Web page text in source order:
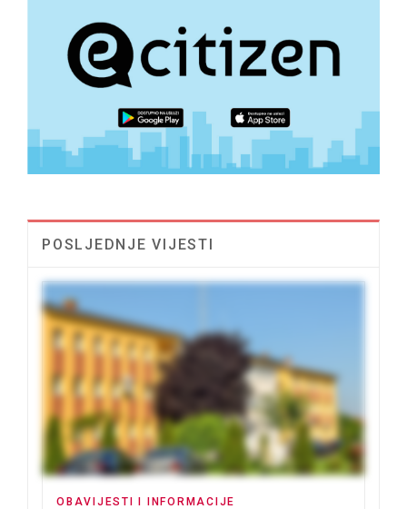
POSLJEDNJE VIJESTI
OBAVIJESTI I INFORMACIJE